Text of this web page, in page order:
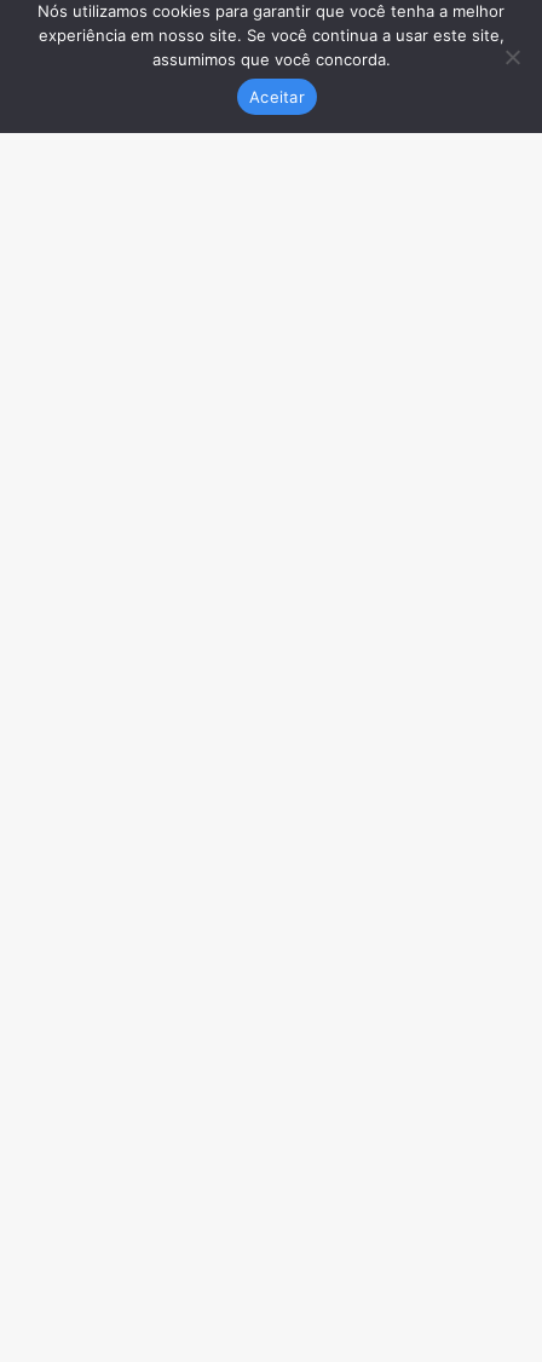
Nós utilizamos cookies para garantir que você tenha a melhor
experiência em nosso site. Se você continua a usar este site,
assumimos que você concorda.
Aceitar